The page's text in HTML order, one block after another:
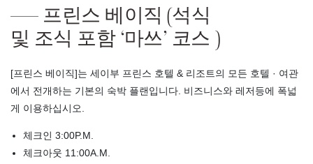
프린스 베이직 (석식
및 조식 포함 ‘마쓰’ 코스 )
[프린스 베이직]는 세이부 프린스 호텔 & 리조트의 모든 호텔 · 여관
에서 전개하는 기본의 숙박 플랜입니다. 비즈니스와 레저등에 폭넓
게 이용하십시오.
체크인 3:00P.M.
체크아웃 11:00A.M.